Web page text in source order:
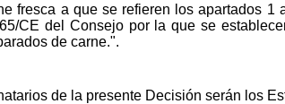
fresca a que se refieren los apartados
CE del Consejo por la que se
de carne.".
de la presente Decisión serán los